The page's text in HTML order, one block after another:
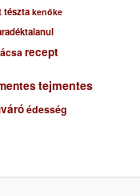
tészta kenőke
recept
tejmentes
édesség